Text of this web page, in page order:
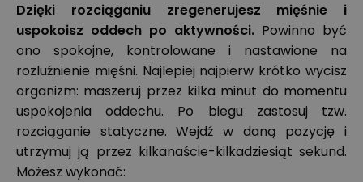
Dzięki rozciąganiu zregenerujesz mięśnie i
uspokoisz oddech po aktywności. Powinno być
ono spokojne, kontrolowane i nastawione na
rozluźnienie mięśni. Najlepiej najpierw krótko wycisz
organizm: maszeruj przez kilka minut do momentu
uspokojenia oddechu. Po biegu zastosuj tzw.
rozciąganie statyczne. Wejdź w daną pozycję i
utrzymuj ją przez kilkanaście-kilkadziesiąt sekund.
Możesz wykonać: